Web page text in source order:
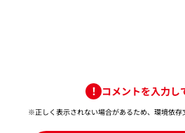
コメントを入力し
※正しく表示されない場合があるため、環境依存